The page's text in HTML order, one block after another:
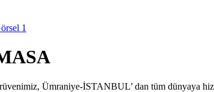
Ümraniye-İSTANBUL’ dan tüm dünyaya